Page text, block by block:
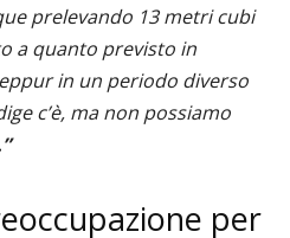
prelevando 13 metri cubi
a quanto previsto in
in un periodo diverso
c’è, ma non possiamo
per